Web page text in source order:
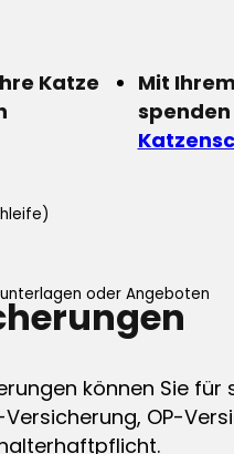
Katze
Mit
oder Angeboten
können Sie für
OP-